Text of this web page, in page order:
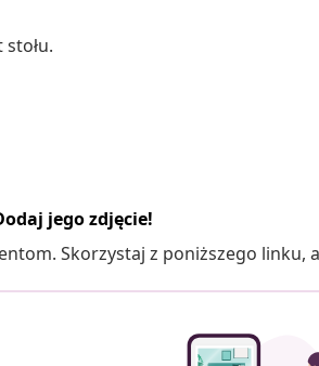
jego zdjęcie!
Skorzystaj z poniższego linku,